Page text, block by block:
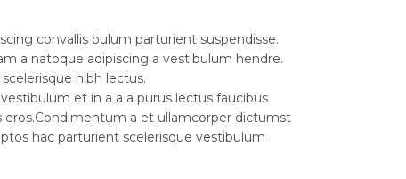
convallis bulum parturient suspendisse.
a natoque adipiscing a vestibulum hendre.
nibh lectus.
et in a a a purus lectus faucibus
eros.Condimentum a et ullamcorper dictumst
hac parturient scelerisque vestibulum